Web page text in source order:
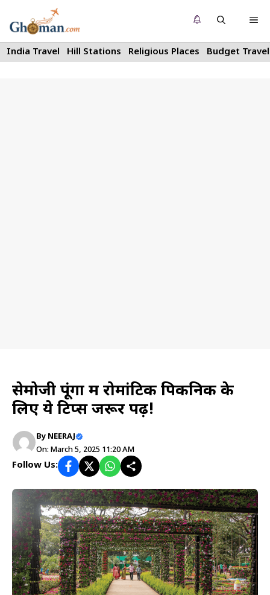
to
content
India Travel Hill Stations Religious Places Budget Travel
सेमोजी पूंगा में रोमांटिक पिकनिक के
लिए ये टिप्स जरूर पढ़ें!
By NEERAJ
On: March 5, 2025 11:20 AM
Follow Us: